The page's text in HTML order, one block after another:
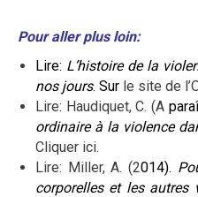
Pour aller plus loin:
Lire: L’histoire de la
nos jours. Sur le site de
Lire: Haudiquet, C. (A
ordinaire à la violence
Cliquer ici.
Lire: Miller, A. (2014).
corporelles et les autres